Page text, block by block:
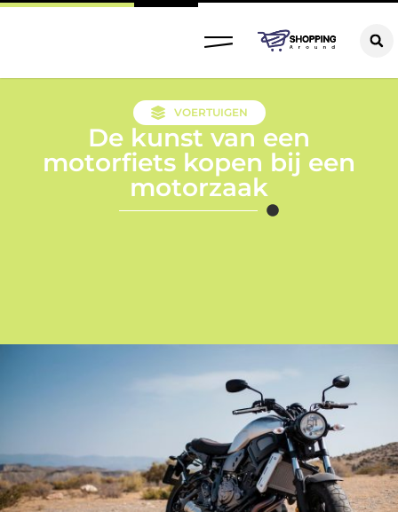
VOERTUIGEN
De kunst van een
motorfiets kopen bij een
motorzaak